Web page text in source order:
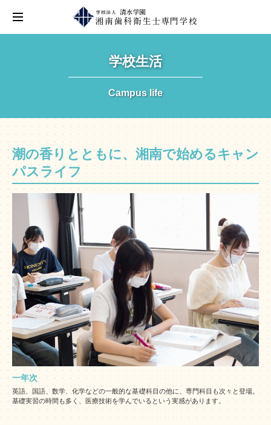
学校生活
Campus life
潮の香りとともに、湘南で始めるキャン
パスライフ
一年次
英語、国語、数学、化学などの一般的な基礎科目の他に、専門科目も次々と登場。
基礎実習の時間も多く、医療技術を学んでいるという実感があります。